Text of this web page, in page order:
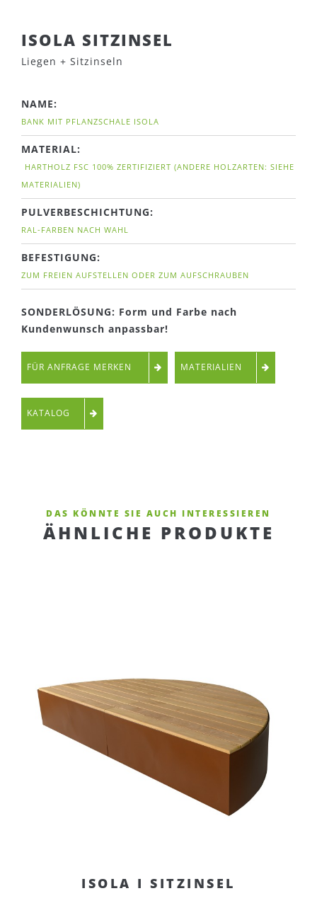
ISOLA SITZINSEL
Liegen + Sitzinseln
NAME:
BANK MIT PFLANZSCHALE ISOLA
MATERIAL:
HARTHOLZ FSC 100% ZERTIFIZIERT (ANDERE HOLZARTEN: SIEHE
MATERIALIEN)
PULVERBESCHICHTUNG:
RAL-FARBEN NACH WAHL
BEFESTIGUNG:
ZUM FREIEN AUFSTELLEN ODER ZUM AUFSCHRAUBEN
SONDERLÖSUNG: Form und Farbe nach
Kundenwunsch anpassbar!
FÜR ANFRAGE MERKEN MATERIALIEN
KATALOG
DAS KÖNNTE SIE AUCH INTERESSIEREN
ÄHNLICHE PRODUKTE
ISOLA I SITZINSEL